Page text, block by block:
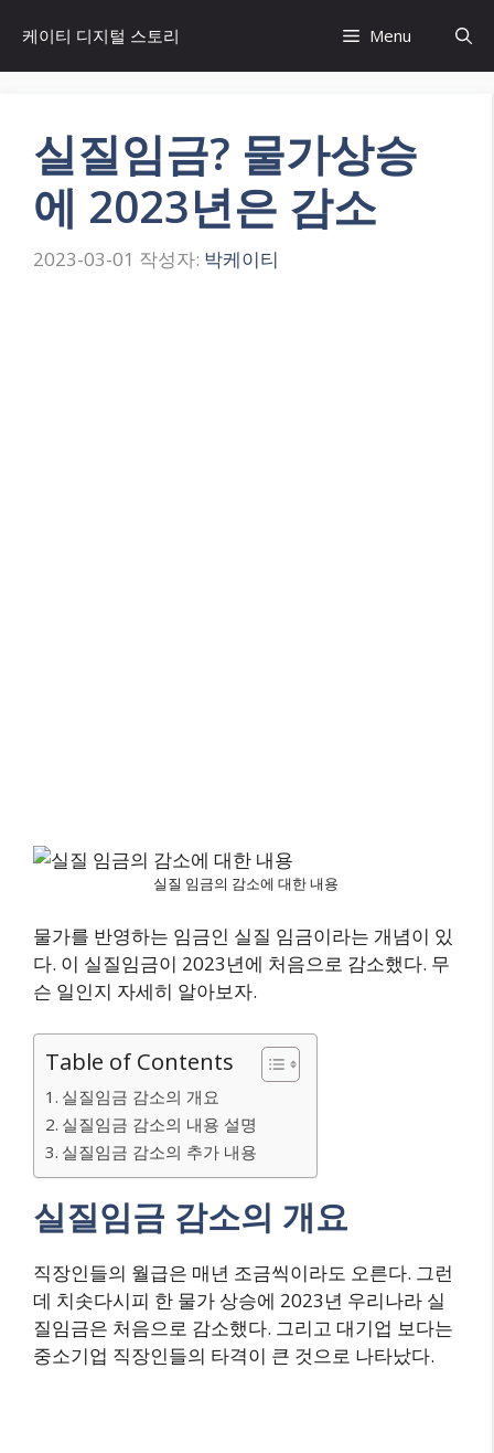
츠
케이티 디지털 스토리 Menu
실질임금? 물가상승
에 2023년은 감소
2023-03-01 작성자: 박케이티
실질 임금의 감소에 대한 내용
물가를 반영하는 임금인 실질 임금이라는 개념이 있
다. 이 실질임금이 2023년에 처음으로 감소했다. 무
슨 일인지 자세히 알아보자.
Table of Contents
실질임금 감소의 개요
실질임금 감소의 내용 설명
실질임금 감소의 추가 내용
실질임금 감소의 개요
직장인들의 월급은 매년 조금씩이라도 오른다. 그런
데 치솟다시피 한 물가 상승에 2023년 우리나라 실
질임금은 처음으로 감소했다. 그리고 대기업 보다는
중소기업 직장인들의 타격이 큰 것으로 나타났다.